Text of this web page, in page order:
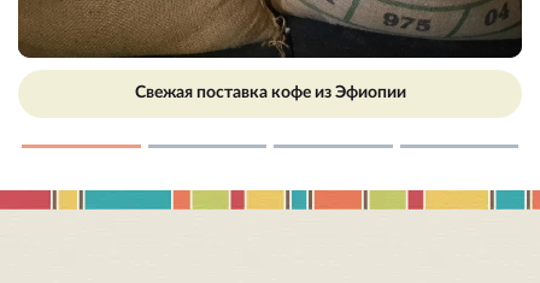
Свежая поставка кофе из Эфиопии